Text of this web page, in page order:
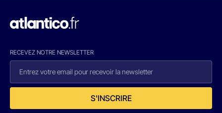
RECEVEZ NOTRE NEWSLETTER
S'INSCRIRE